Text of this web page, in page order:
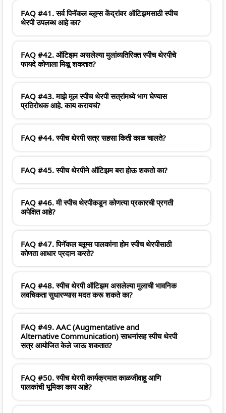
FAQ #41. सर्व पिनॅकल ब्लूम्स केंद्रांवर ऑटिझमसाठी स्पीच
थेरपी उपलब्ध आहे का?
FAQ #42. ऑटिझम असलेल्या मुलांव्यतिरिक्त स्पीच थेरपीचे
फायदे कोणाला मिळू शकतात?
FAQ #43. माझे मूल स्पीच थेरपी सत्रांमध्ये भाग घेण्यास
प्रतिरोधक आहे. काय करायचं?
FAQ #44. स्पीच थेरपी सत्र सहसा किती काळ चालते?
FAQ #45. स्पीच थेरपीने ऑटिझम बरा होऊ शकतो का?
FAQ #46. मी स्पीच थेरपीकडून कोणत्या प्रकारची प्रगती
अपेक्षित आहे?
FAQ #47. पिनॅकल ब्लूम्स पालकांना होम स्पीच थेरपीसाठी
कोणता आधार प्रदान करते?
FAQ #48. स्पीच थेरपी ऑटिझम असलेल्या मुलाची भावनिक
लवचिकता सुधारण्यास मदत करू शकते का?
FAQ #49. AAC (Augmentative and
Alternative Communication) साधनांसह स्पीच थेरपी
सत्र आयोजित केले जाऊ शकतात?
FAQ #50. स्पीच थेरपी कार्यक्रमात काळजीवाहू आणि
पालकांची भूमिका काय आहे?